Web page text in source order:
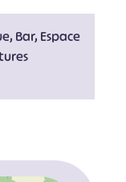
Bar, Espace